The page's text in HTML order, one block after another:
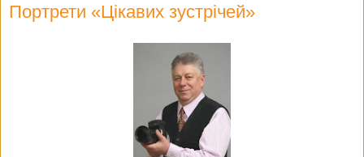
Портрети «Цікавих зустрічей»